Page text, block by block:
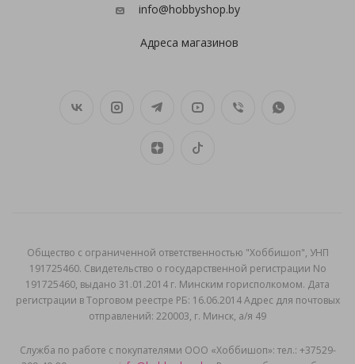
info@hobbyshop.by
Адреса магазинов
Общеcтво с ограниченной ответственностью "Хоббишоп", УНП
191725460. Свидетельство о государственной регистрации No
191725460, выдано 31.01.2014 г. Минским горисполкомом. Дата
регистрации в Торговом реестре РБ: 16.06.2014 Адрес для почтовых
отправлений: 220003, г. Минск, а/я 49
Служба по работе с покупателями ООО «Хоббишоп»: тел.: +37529-